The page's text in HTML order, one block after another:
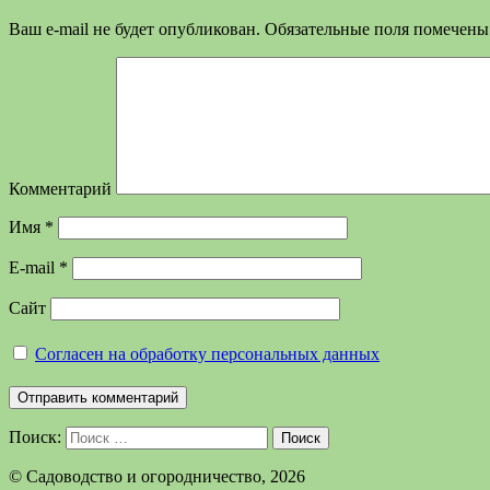
Ваш e-mail не будет опубликован. Обязательные поля
Комментарий
Имя *
E-mail *
Сайт
Согласен на обработку персональных данных
Поиск: Поиск
©️ Садоводство и огородничество, 2026